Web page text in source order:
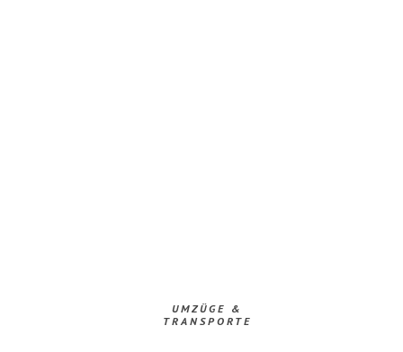
UMZÜGE &
TRANSPORTE